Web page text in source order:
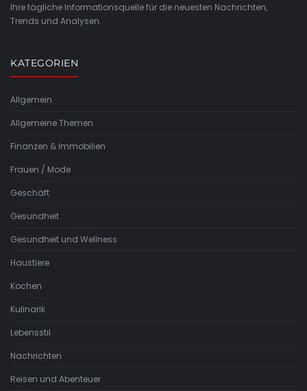
Ihre tägliche Informationsquelle für die neuesten Nachrichten,
Trends und Analysen.
KATEGORIEN
Allgemein
Allgemeine Themen
Finanzen & Immobilien
Frauen / Mode
Geschäft
Gesundheit
Gesundheit und Wellness
Haustiere
Kochen
Kulinarik
Lebensstil
Nachrichten
Reisen und Abenteuer